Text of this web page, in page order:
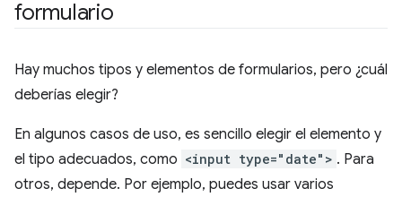
formulario
Hay muchos tipos y elementos de formularios, pero ¿cuál
deberías elegir?
En algunos casos de uso, es sencillo elegir el elemento y
el tipo adecuados, como <input type="date"> . Para
otros, depende. Por ejemplo, puedes usar varios